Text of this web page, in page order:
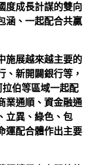
度成長計謀的雙向
涵、一起配合共贏
施展越來越主要的
、新開闢銀行等，
伯等區域一起配
業通順、資金融通
立異、綠色、包
運配合體作出主要